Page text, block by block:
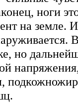
ноги
на земле.
но